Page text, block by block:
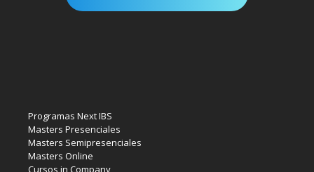
Programas Next IBS
Masters Presenciales
Masters Semipresenciales
Masters Online
Cursos in Company